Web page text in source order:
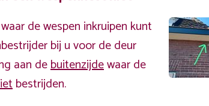
de wespen inkruipen kunt
bij u voor de deur
aan debuitenzijdewaar de
bestrijden.